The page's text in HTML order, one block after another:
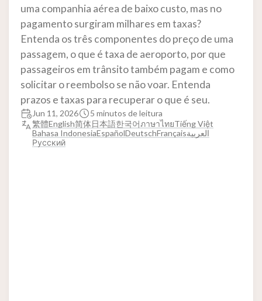
uma companhia aérea de baixo custo, mas no
pagamento surgiram milhares em taxas?
Entenda os três componentes do preço de uma
passagem, o que é taxa de aeroporto, por que
passageiros em trânsito também pagam e como
solicitar o reembolso se não voar. Entenda
prazos e taxas para recuperar o que é seu.
Jun 11, 2026
5 minutos de leitura
繁體English简体日本語한국어ภาษาไทยTiếng Việt
Bahasa IndonesiaEspañolDeutschFrançaisالعربية
Русский